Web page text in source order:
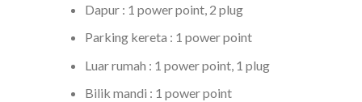
Dapur : 1 power point, 2 plug
Parking kereta : 1 power point
Luar rumah : 1 power point, 1 plug
Bilik mandi : 1 power point